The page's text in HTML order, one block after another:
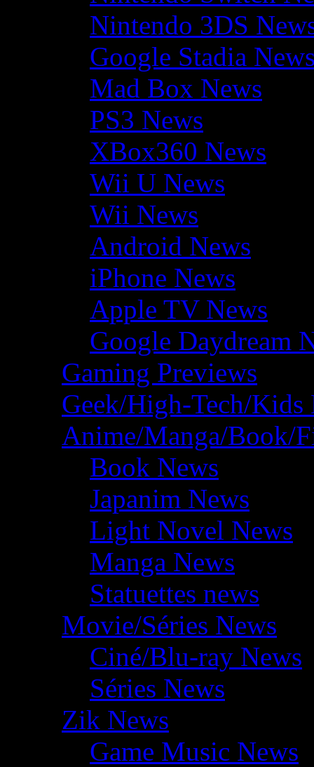
Nintendo 3DS
Google Stadia
Mad Box News
PS3 News
XBox360 News
Wii U News
Wii News
Android News
iPhone News
Apple TV News
Google Daydream
Gaming Previews
Geek/High-Tech/Kids
Anime/Manga/Book/
Book News
Japanim News
Light Novel News
Manga News
Statuettes news
Movie/Séries News
Ciné/Blu-ray News
Séries News
Zik News
Game Music News